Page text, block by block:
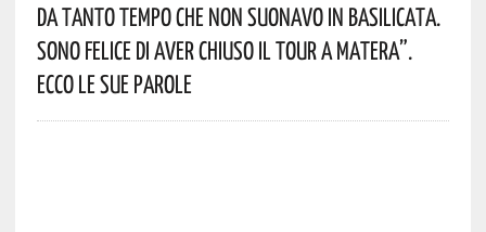
Da Tanto Tempo Che Non Suonavo In Basilicata.
Sono Felice Di Aver Chiuso Il Tour A Matera”.
Ecco Le Sue Parole